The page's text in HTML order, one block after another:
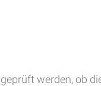
werden, ob